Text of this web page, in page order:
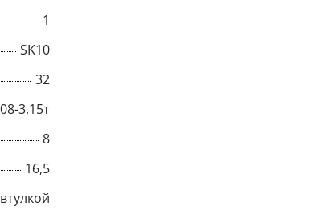
1
SK10
32
3,15т
8
16,5
Title
Popup Content